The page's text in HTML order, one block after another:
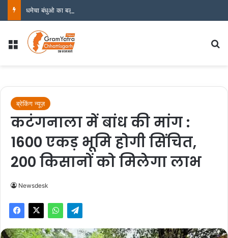
Menu
ब्रेकिंग न्यूज़
कटंगनाला में बांध की मांग :
1600 एकड़ भूमि होगी सिंचित,
200 किसानों को मिलेगा लाभ
Newsdesk